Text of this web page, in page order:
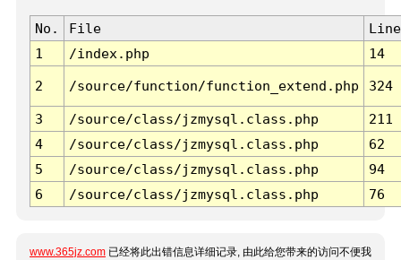
No. File
Line
1
/index.php 14
2 /source/function/function_extend.php 324
3 /source/class/jzmysql.class.php
211
4
/source/class/jzmysql.class.php
62
5
/source/class/jzmysql.class.php
94
6
/source/class/jzmysql.class.php 76
www.365jz.com 已经将此出错信息详细记录, 由此给您带来的访问不便我